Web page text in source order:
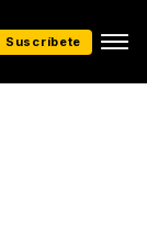
Suscríbete